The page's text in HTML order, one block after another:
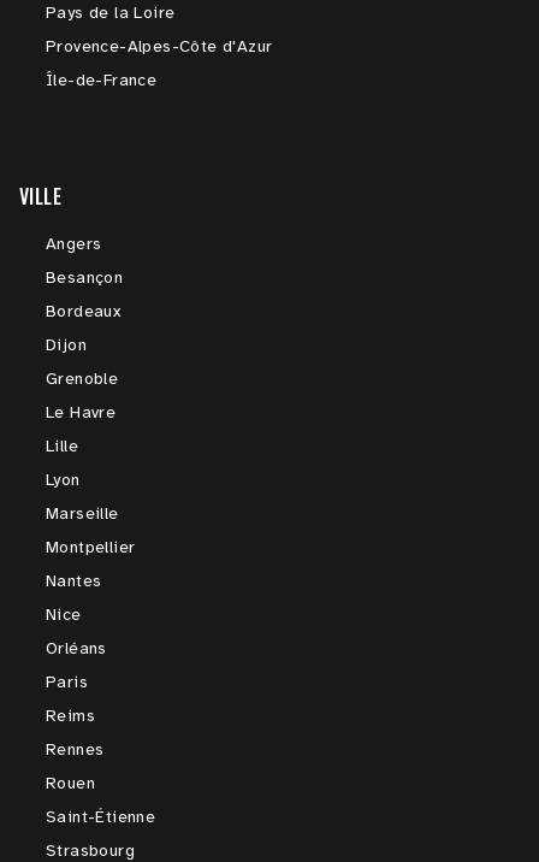
Pays de la Loire
Provence-Alpes-Côte d'Azur
Île-de-France
VILLE
Angers
Besançon
Bordeaux
Dijon
Grenoble
Le Havre
Lille
Lyon
Marseille
Montpellier
Nantes
Nice
Orléans
Paris
Reims
Rennes
Rouen
Saint-Étienne
Strasbourg